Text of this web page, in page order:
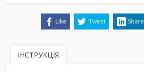
Like Tweet Share
ІНСТРУКЦІЯ